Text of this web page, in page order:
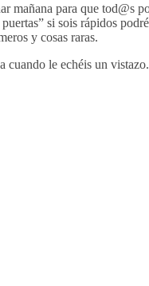
mañana para que tod@s
si sois rápidos
y cosas raras.
cuando le echéis un vistazo.